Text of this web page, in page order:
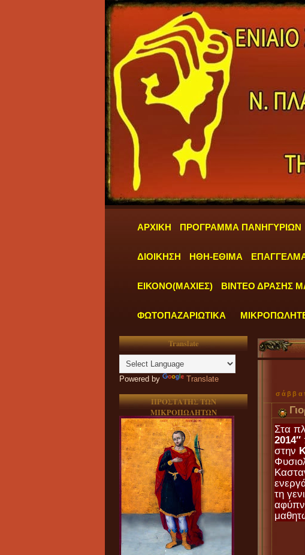
ΑΡΧΙΚΗ ΠΡΟΓΡΑΜΜΑ ΠΑΝΗΓΥΡΙΩΝ
ΔΙΟΙΚΗΣΗ ΗΘΗ-ΕΘΙΜΑ
ΕΙΚΟΝΟ(ΜΑΧΙΕΣ) ΒΙΝΤΕΟ ΔΡΑΣΗΣ
ΦΩΤΟΠΑΖΑΡΙΩΤΙΚΑ
Translate
Powered by Translate
ΠΡΟΣΤΑΤΗΣ ΤΩΝ
ΜΙΚΡΟΠΩΛΗΤΩΝ
ΤΑ
Στα
2014″
στην
τη